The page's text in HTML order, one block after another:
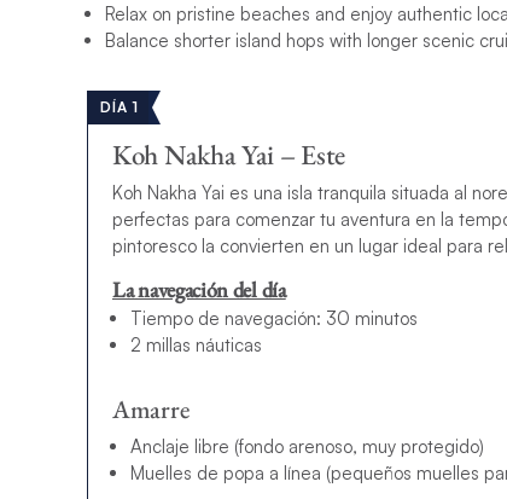
Relax on pristine beaches and enjoy authentic
Balance shorter island hops with longer scenic
DÍA 1
Koh Nakha Yai – Este
Koh Nakha Yai es una isla tranquila situada al
perfectas para comenzar tu aventura en la
pintoresco la convierten en un lugar ideal para
La navegación del día
Tiempo de navegación: 30 minutos
2 millas náuticas
Amarre
Anclaje libre (fondo arenoso, muy protegido)
Muelles de popa a línea (pequeños muelles